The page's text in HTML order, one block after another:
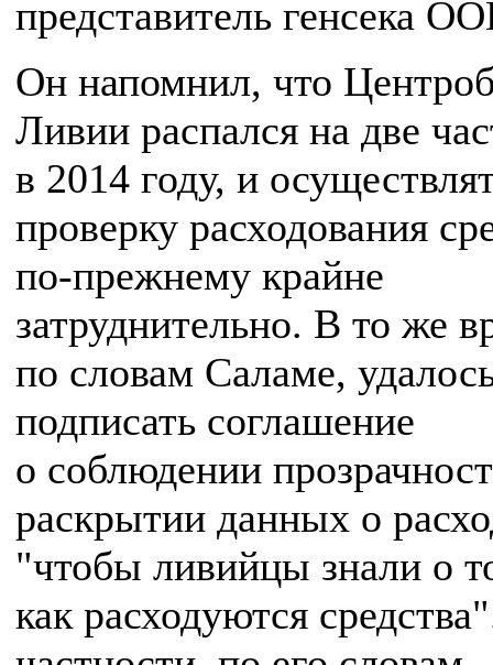
представитель генсека
Он напомнил, что
Ливии распался на две
в 2014 году, и
проверку расходования
по-прежнему крайне
затруднительно. В то же
по словам Саламе,
подписать соглашение
о соблюдении
раскрытии данных о
"чтобы ливийцы знали о
как расходуются